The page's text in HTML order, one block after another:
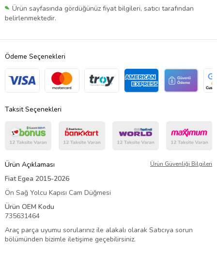
Ürün sayfasında gördüğünüz fiyat bilgileri, satıcı tarafından
belirlenmektedir.
Ödeme Seçenekleri
Taksit Seçenekleri
Ürün Açıklaması Ürün Güvenliği Bilgileri
Fiat Egea 2015-2026
Ön Sağ Yolcu Kapısı Cam Düğmesi
Ürün OEM Kodu
735631464
Araç parça uyumu sorularınız ile alakalı olarak Satıcıya sorun
bölümünden bizimle iletişime geçebilirsiniz.